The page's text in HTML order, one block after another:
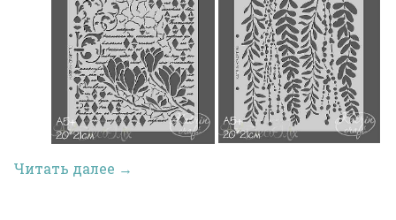
Читать далее →